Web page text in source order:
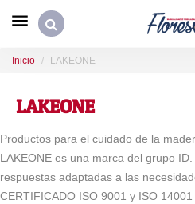
Inicio LAKEONE
LAKEONE
Productos para el cuidado de la
LAKEONE es una marca del grupo
respuestas adaptadas a las
CERTIFICADO ISO 9001 y ISO